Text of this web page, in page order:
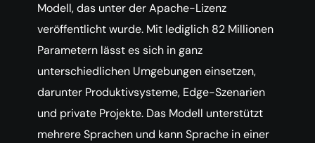
Modell, das unter der Apache-Lizenz
veröffentlicht wurde. Mit lediglich 82 Millionen
Parametern lässt es sich in ganz
unterschiedlichen Umgebungen einsetzen,
darunter Produktivsysteme, Edge-Szenarien
und private Projekte. Das Modell unterstützt
mehrere Sprachen und kann Sprache in einer